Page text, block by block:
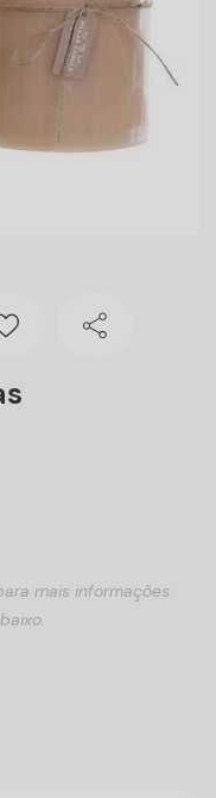
mais informações